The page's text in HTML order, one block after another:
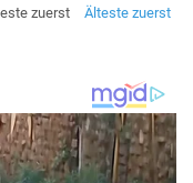
zuerst Älteste zuerst